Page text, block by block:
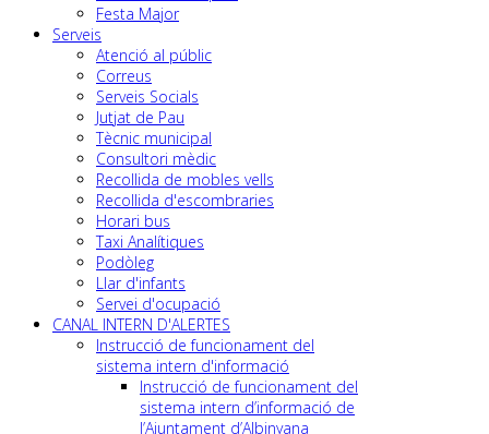
Festa Major
Serveis
Atenció al públic
Correus
Serveis Socials
Jutjat de Pau
Tècnic municipal
Consultori mèdic
Recollida de mobles vells
Recollida d'escombraries
Horari bus
Taxi Analítiques
Podòleg
Llar d'infants
Servei d'ocupació
CANAL INTERN D'ALERTES
Instrucció de funcionament del
sistema intern d'informació
Instrucció de funcionament del
sistema intern d’informació de
l’Ajuntament d’Albinyana